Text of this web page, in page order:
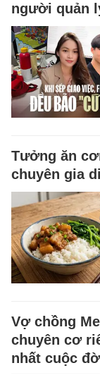
người quản
Tưởng ăn
chuyên gia
Vợ chồng
chuyên cơ
nhất cuộc